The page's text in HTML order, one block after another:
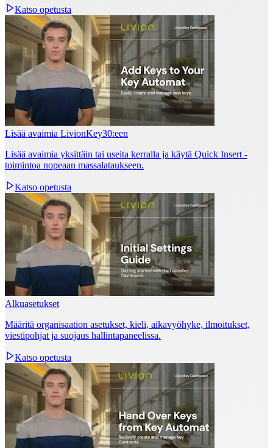
Katso opetusta
Lisää avaimia LivionKey30:een
Lisää avaimia yksittäin tai useita kerralla ja käytä Quick Insert -
toimintoa nopeaan massalataukseen.
Katso opetusta
Alkuasetukset
Määritä organisaation asetukset, kieli, aikavyöhyke, ilmoitukset,
viestipohjat ja suojaus hallintapaneelissa.
Katso opetusta